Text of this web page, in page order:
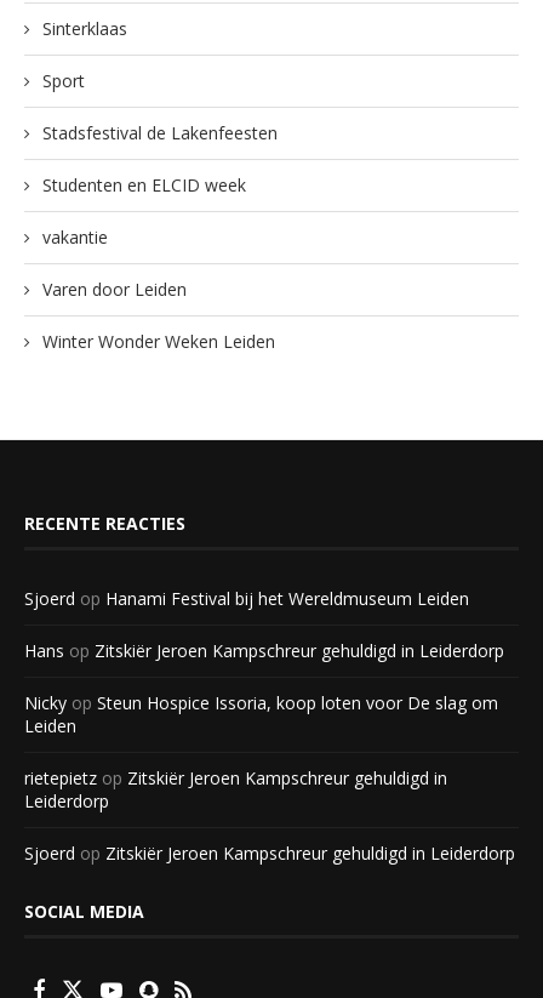
Sinterklaas
Sport
Stadsfestival de Lakenfeesten
Studenten en ELCID week
vakantie
Varen door Leiden
Winter Wonder Weken Leiden
RECENTE REACTIES
Sjoerd op Hanami Festival bij het Wereldmuseum Leiden
Hans op Zitskiër Jeroen Kampschreur gehuldigd in Leiderdorp
Nicky op Steun Hospice Issoria, koop loten voor De slag om
Leiden
rietepietz op Zitskiër Jeroen Kampschreur gehuldigd in
Leiderdorp
Sjoerd op Zitskiër Jeroen Kampschreur gehuldigd in Leiderdorp
SOCIAL MEDIA